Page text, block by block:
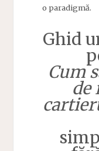
o paradigmă.
Ghid
Cum
de